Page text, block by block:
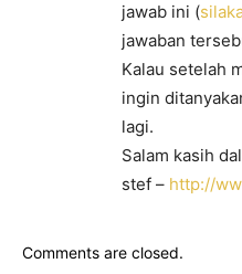
jawab ini (
jawaban
Kalau setelah
ingin
lagi.
Salam kasih
stef – http://
Comments are closed.